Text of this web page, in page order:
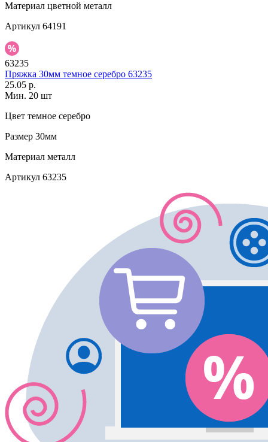
Материал цветной металл
Артикул 64191
63235
Пряжка 30мм темное серебро 63235
25.05 р.
Мин. 20 шт
Цвет темное серебро
Размер 30мм
Материал металл
Артикул 63235